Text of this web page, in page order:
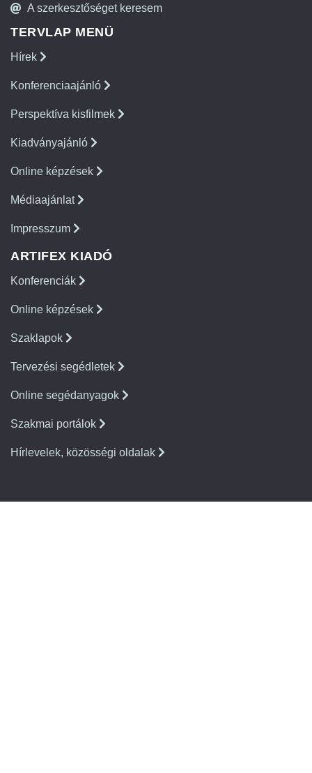
A szerkesztőséget keresem
TERVLAP MENÜ
Hírek
Konferenciaajánló
Perspektíva kisfilmek
Kiadványajánló
Online képzések
Médiaajánlat
Impresszum
ARTIFEX KIADÓ
Konferenciák
Online képzések
Szaklapok
Tervezési segédletek
Online segédanyagok
Szakmai portálok
Hírlevelek, közösségi oldalak